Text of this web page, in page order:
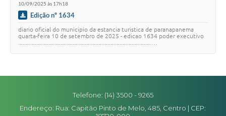
10/09/2025 às 17h18
Edição nº 1634
diario oficial do municipio da estancia turistica de paranapanema
quarta-feira 10 de setembro de 2025 - edicao 1634 poder executivo
Telefone: (14) 3500 - 9265
Endereço: Rua: Capitão Pinto de Melo, 485, Centro | CEP: